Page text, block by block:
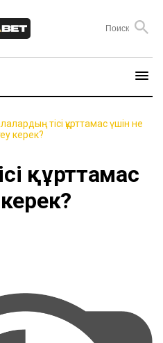
тісі құрттамас үшін не
керек?
құрттамас